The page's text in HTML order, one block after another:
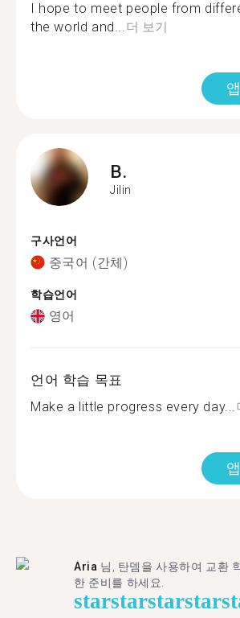
I hope to meet people from
the world and...더 보기
B.
Jilin
구사언어
중국어 (간체)
학습언어
영어
언어 학습 목표
Make a little progress every day...
Aria 님, 탄뎀을 사용하여 교환
한 준비를 하세요.
starstarstarstar